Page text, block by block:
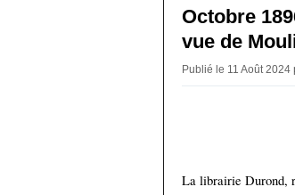
Octobre
vue de
Publié le 11 Août
La librairie Durond,